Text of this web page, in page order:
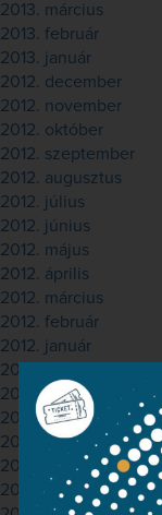
2013. március
2013. február
2013. január
2012. december
2012. november
2012. október
2012. szeptember
2012. augusztus
2012. július
2012. június
2012. május
2012. április
2012. március
2012. február
2012. január
2011. december
2011. november
2011. október
2011. szeptember
2011. augusztus
2011. július